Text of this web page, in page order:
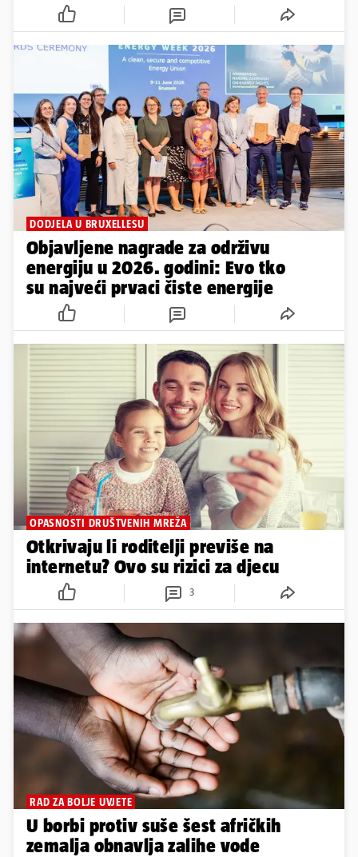
DODJELA U BRUXELLESU
Objavljene nagrade za održivu
energiju u 2026. godini: Evo tko
su najveći prvaci čiste energije
OPASNOSTI DRUŠTVENIH MREŽA
Otkrivaju li roditelji previše na
internetu? Ovo su rizici za djecu
3
RAD ZA BOLJE UVJETE
U borbi protiv suše šest afričkih
zemalja obnavlja zalihe vode